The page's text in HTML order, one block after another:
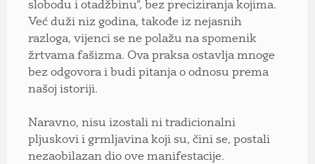
slobodu i otadžbinu”, bez preciziranja kojima.
Već duži niz godina, takođe iz nejasnih
razloga, vijenci se ne polažu na spomenik
žrtvama fašizma. Ova praksa ostavlja mnoge
bez odgovora i budi pitanja o odnosu prema
našoj istoriji.
Naravno, nisu izostali ni tradicionalni
pljuskovi i grmljavina koji su, čini se, postali
nezaobilazan dio ove manifestacije.